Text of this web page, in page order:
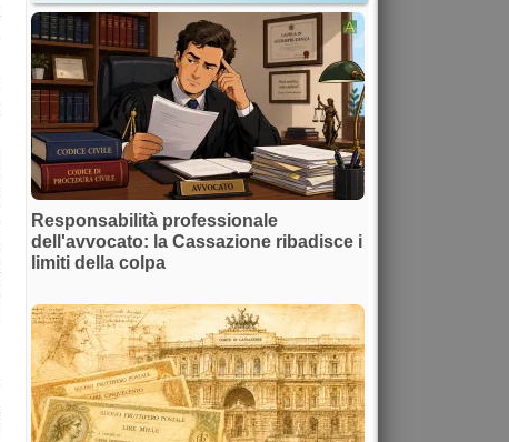
Responsabilità professionale
dell'avvocato: la Cassazione ribadisce i
limiti della colpa